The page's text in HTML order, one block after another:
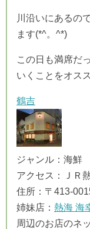
川沿いにあるの
ます(*^。^*)
この日も満席だ
いくことをオス
鶴吉
ジャンル：海鮮
アクセス：ＪＲ
住所：〒413-
姉妹店： 熱海 海
周辺のお店のネ